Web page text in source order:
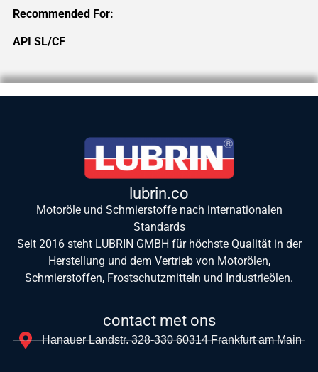
Recommended For:
API SL/CF
lubrin.co
Motoröle und Schmierstoffe nach internationalen
Standards
Seit 2016 steht LUBRIN GMBH für höchste Qualität in der
Herstellung und dem Vertrieb von Motorölen,
Schmierstoffen, Frostschutzmitteln und Industrieölen.
contact met ons
Hanauer Landstr. 328-330 60314 Frankfurt am Main